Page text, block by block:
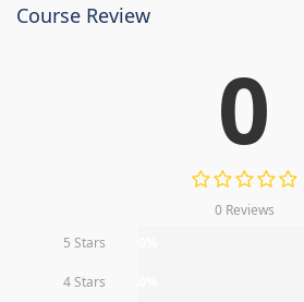
Course Review
0
0 Reviews
5 Stars
4 Stars